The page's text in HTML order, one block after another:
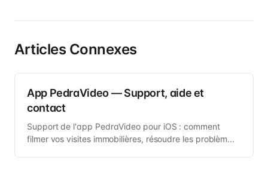
Articles Connexes
App PedraVideo — Support, aide et
contact
Support de l'app PedraVideo pour iOS : comment
filmer vos visites immobilières, résoudre les problèm...